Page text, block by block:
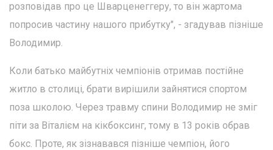
розповідав про це Шварценеггеру, то він жартома
попросив частину нашого прибутку", - згадував пізніше
Володимир.
Коли батько майбутніх чемпіонів отримав постійне
житло в столиці, брати вирішили зайнятися спортом
поза школою. Через травму спини Володимир не зміг
піти за Віталієм на кікбоксинг, тому в 13 років обрав
бокс. Проте, як зізнавався пізніше чемпіон, його